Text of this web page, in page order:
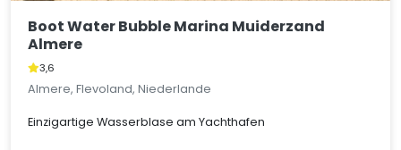
Boot Water Bubble Marina Muiderzand
Almere
3,6
Almere, Flevoland, Niederlande
Einzigartige Wasserblase am Yachthafen